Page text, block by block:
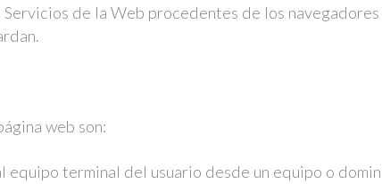
de la Web procedentes de los
web son:
equipo terminal del usuario desde un equipo o